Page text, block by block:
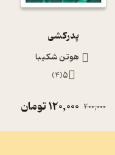
پدرکشی
هوتن شکیبا
5
(
4
)
200,000
120,000تومان